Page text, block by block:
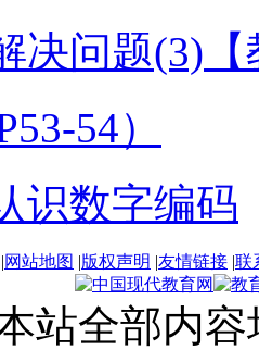
决问题(3)
54）
识数字编码
|网站地图 |版权声明 |友情链接 |联
站全部内